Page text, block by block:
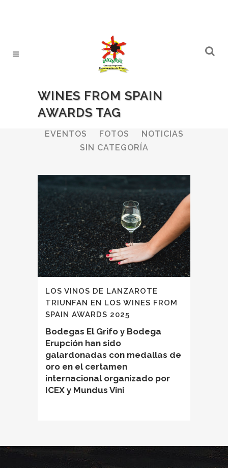
WINES FROM SPAIN
AWARDS TAG
ALL BODEGAS
EVENTOS
FOTOS
NOTICIAS
SIN CATEGORÍA
LOS VINOS DE LANZAROTE
TRIUNFAN EN LOS WINES FROM
SPAIN AWARDS 2025
Bodegas El Grifo y Bodega
Erupción han sido
galardonadas con medallas de
oro en el certamen
internacional organizado por
ICEX y Mundus Vini